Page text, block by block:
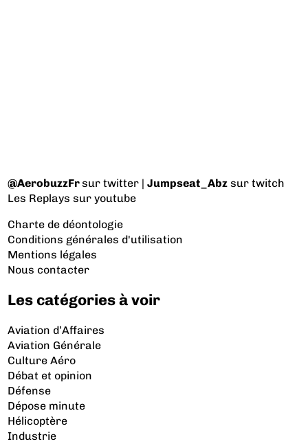
@AerobuzzFrsur twitter |Jumpseat_Abz sur twitch
Les Replays sur youtube
Charte de déontologie
Conditions générales d'utilisation
Mentions légales
Nous contacter
Les catégories à voir
Aviation d’Affaires
Aviation Générale
Culture Aéro
Débat et opinion
Défense
Dépose minute
Hélicoptère
Industrie